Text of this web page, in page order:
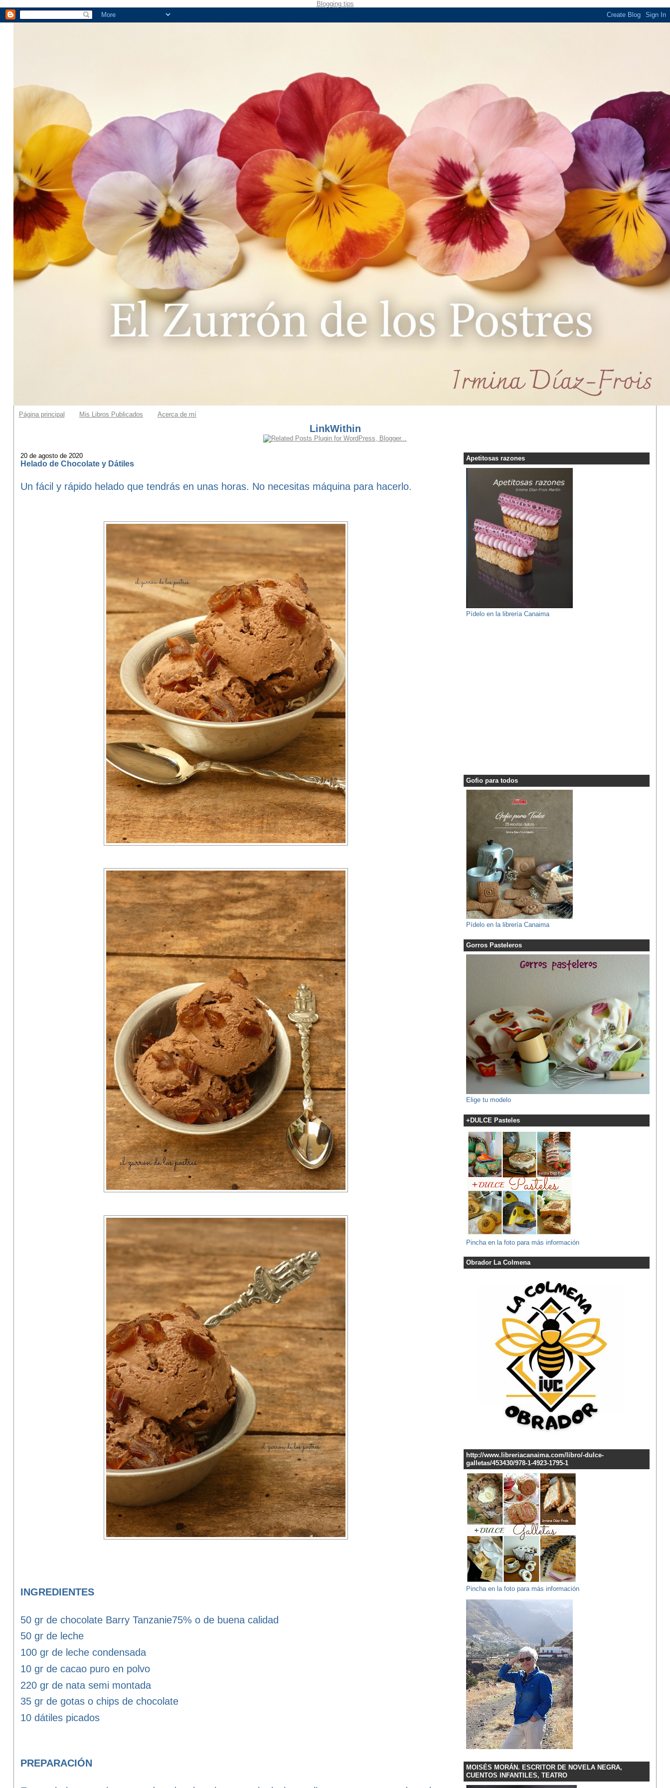
Blogging tips
Página principal Mis Libros Publicados Acerca de mí
LinkWithin
20 de agosto de 2020
Helado de Chocolate y Dátiles
Un fácil y rápido helado que tendrás en unas horas. No necesitas máquina para hacerlo.
INGREDIENTES
50 gr de chocolate Barry Tanzanie75% o de buena calidad
50 gr de leche
100 gr de leche condensada
10 gr de cacao puro en polvo
220 gr de nata semi montada
35 gr de gotas o chips de chocolate
10 dátiles picados
PREPARACIÓN
Apetitosas razones
Pídelo en la librería Canaima
Gofio para todos
Pídelo en la librería Canaima
Gorros Pasteleros
Elige tu modelo
+DULCE Pasteles
Pincha en la foto para más información
Obrador La Colmena
http://www.libreriacanaima.com/libro/-dulce-
galletas/453430/978-1-4923-1795-1
Pincha en la foto para más información
MOISÉS MORÁN. ESCRITOR DE NOVELA NEGRA,
CUENTOS INFANTILES, TEATRO